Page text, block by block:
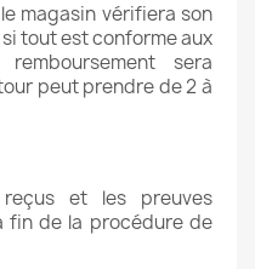
magasin vérifiera son
tout est conforme aux
sera
peut prendre de 2 à
et les preuves
fin de la procédure de